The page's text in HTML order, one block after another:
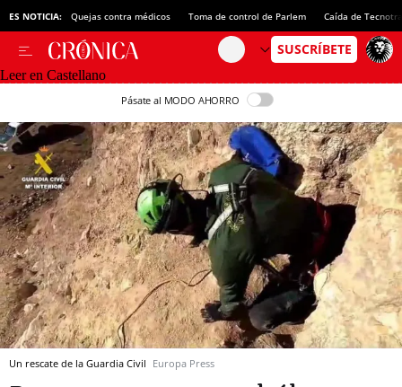
ES NOTICIA: Quejas contra médicos Toma de control de Parlem Caída de
Leer en Castellano
Pásate al MODO AHORRO
Un rescate de la Guardia Civil Europa Press